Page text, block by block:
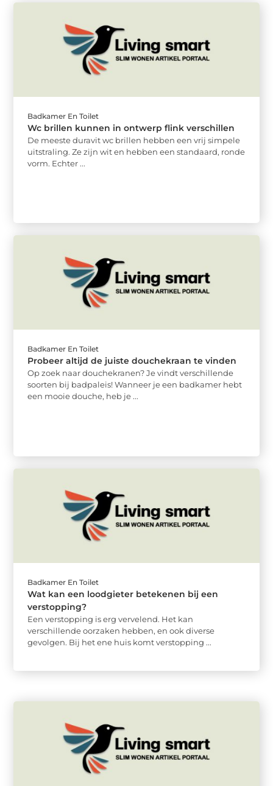
Badkamer En Toilet
Wc brillen kunnen in ontwerp flink verschillen
De meeste duravit wc brillen hebben een vrij simpele
uitstraling. Ze zijn wit en hebben een standaard, ronde
vorm. Echter ...
Badkamer En Toilet
Probeer altijd de juiste douchekraan te vinden
Op zoek naar douchekranen? Je vindt verschillende
soorten bij badpaleis! Wanneer je een badkamer hebt
een mooie douche, heb je ...
Badkamer En Toilet
Wat kan een loodgieter betekenen bij een
verstopping?
Een verstopping is erg vervelend. Het kan
verschillende oorzaken hebben, en ook diverse
gevolgen. Bij het ene huis komt verstopping ...